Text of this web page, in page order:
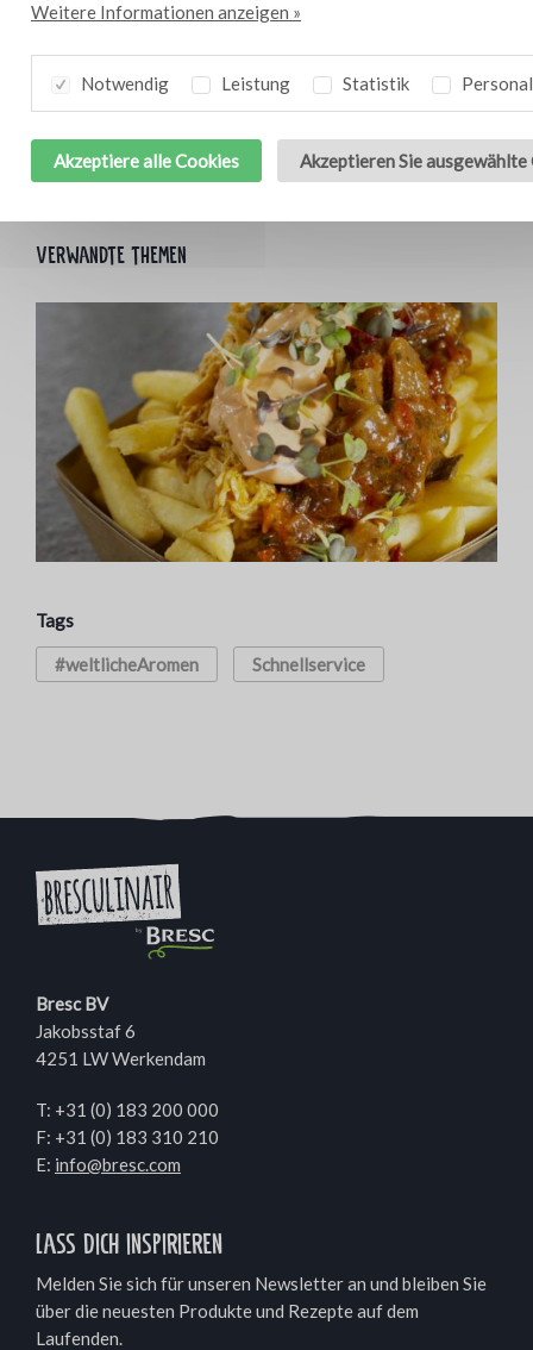
Weitere Informationen anzeigen »
Notwendig Leistung Statistik
Akzeptiere alle Cookies Akzeptieren Sie ausgewählte
medium. Lassen Sie das Fleisch ruhen und braten
goldbraun. Geben Sie die Pommes frites in eine
Schüssel und tranchieren Sie das Fleisch
Paprika, Chimichurri und Kresse garnieren.
Verwandte themen
Tags
#weltlicheAromen Schnellservice
Bresc BV
Jakobsstaf 6
4251 LW Werkendam
T: +31 (0) 183 200 000
F: +31 (0) 183 310 210
E: info@bresc.com
Lass dich inspirieren
Melden Sie sich für unseren Newsletter an und bleiben Sie
über die neuesten Produkte und Rezepte auf dem
Laufenden.